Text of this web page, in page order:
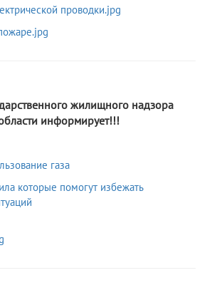
жилищного надзора
информирует!!!
газа
которые помогут избежать